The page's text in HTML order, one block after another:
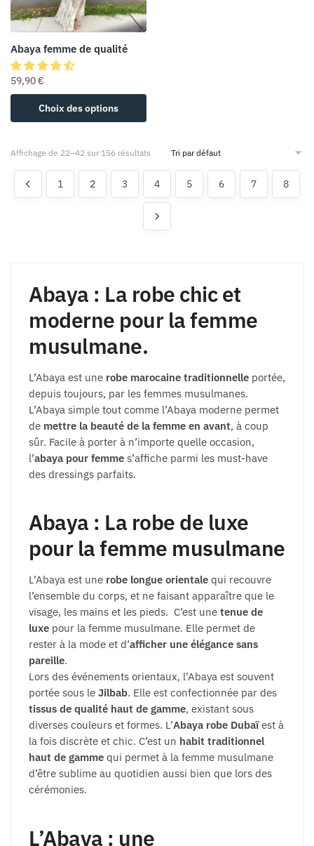
Abaya femme de qualité
59,90€
Choix des options
Affichage de 22–42 sur 156 résultats
1 2 3 4 5 6 7 8
Abaya : La robe chic et
moderne pour la femme
musulmane.
L’Abaya est une robe marocaine traditionnelle portée,
depuis toujours, par les femmes musulmanes.
L’Abaya simple tout comme l’Abaya moderne permet
de mettre la beauté de la femme en avant, à coup
sûr. Facile à porter à n’importe quelle occasion,
l’abaya pour femme s’affiche parmi les must-have
des dressings parfaits.
Abaya : La robe de luxe
pour la femme musulmane
L’Abaya est une robe longue orientale qui recouvre
l’ensemble du corps, et ne faisant apparaître que le
visage, les mains et les pieds. C’est une tenue de
luxe pour la femme musulmane. Elle permet de
rester à la mode et d’afficher une élégance sans
pareille.
Lors des événements orientaux, l’Abaya est souvent
portée sous le Jilbab. Elle est confectionnée par des
tissus de qualité haut de gamme, existant sous
diverses couleurs et formes. L’Abaya robe Dubaïest à
la fois discrète et chic. C’est un habit traditionnel
haut de gamme qui permet à la femme musulmane
d’être sublime au quotidien aussi bien que lors des
cérémonies.
L’Abaya : une